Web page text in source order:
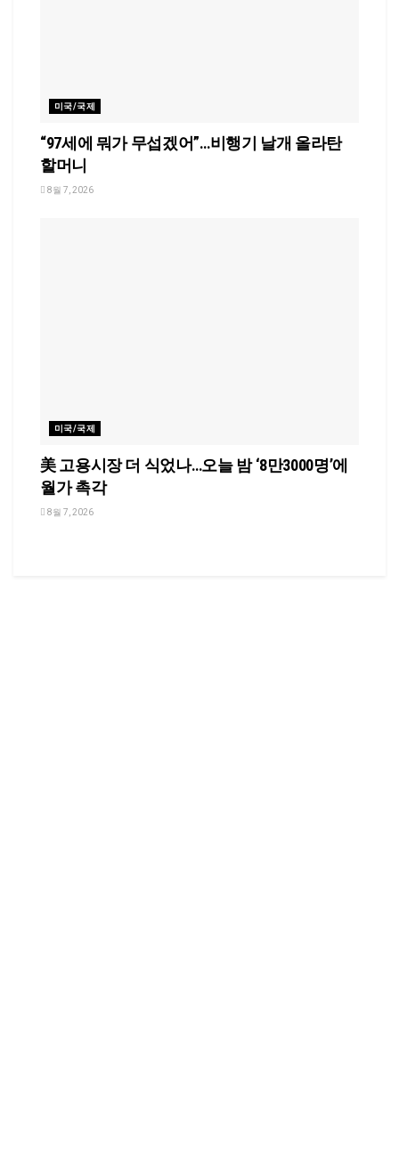
미국/국제
“97세에 뭐가 무섭겠어”…비행기 날개 올라탄
할머니
8월 7, 2026
미국/국제
美 고용시장 더 식었나…오늘 밤 ‘8만3000명’에
월가 촉각
8월 7, 2026